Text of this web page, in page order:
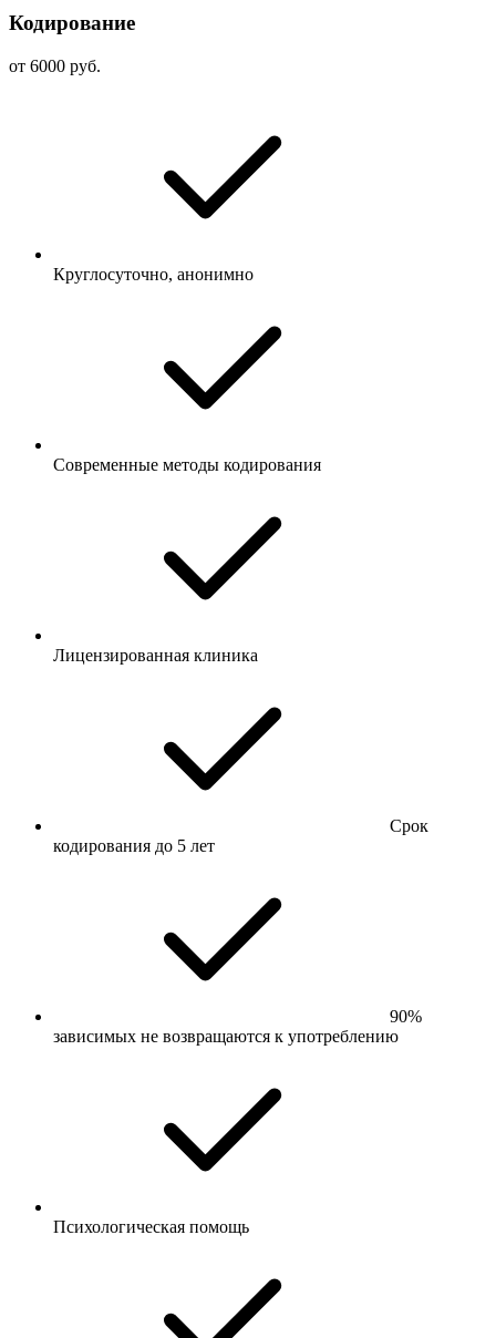
Кодирование
от 6000 руб.
Круглосуточно, анонимно
Современные методы кодирования
Лицензированная клиника
Срок
кодирования до 5 лет
90%
зависимых не возвращаются к употреблению
Психологическая помощь